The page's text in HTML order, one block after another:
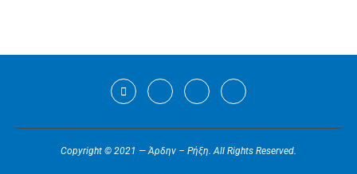
Copyright © 2021 — Άρδην – Ρήξη. All Rights Reserved.